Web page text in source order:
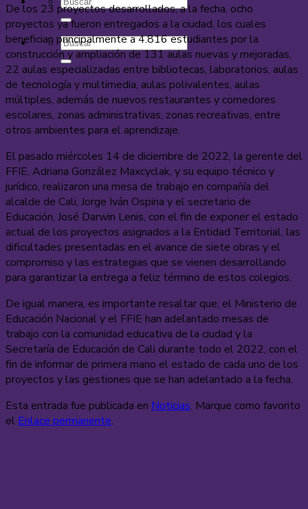
De los 23 proyectos desarrollados, a la fecha, ocho
proyectos ya fueron entregados a la ciudad, los cuales
benefician principalmente a 4.816 estudiantes por la
construcción y ampliación de 131 aulas nuevas y mejoradas,
22 aulas especializadas entre bibliotecas, laboratorios, aulas
de tecnología y multimedia, aulas polivalentes, aulas
múltiples, además de nuevos restaurantes y comedores
escolares, zonas administrativas, zonas recreativas, entre
otros ambientes para el aprendizaje.
El pasado miércoles 14 de diciembre de 2022, la gerente del
FFIE, Adriana González Maxcyclak, y su equipo técnico y
jurídico, realizaron una mesa de trabajo en compañía del
alcalde de Cali, Jorge Iván Ospina y el secretario de
Educación, José Darwin Lenis, con el fin de exponer el estado
actual de los proyectos asignados a la Entidad Territorial, las
dificultades presentadas en el avance de siete obras y el
compromiso y las estrategias que se vienen desarrollando
para garantizar la entrega a feliz término de estos colegios.
De igual manera, es importante resaltar que, el Ministerio de
Educación Nacional y el FFIE han adelantado mesas de
trabajo con la comunidad educativa de la ciudad y la
Secretaría de Educación de Cali durante todo el 2022, con el
fin de informar de primera mano el estado de cada uno de los
proyectos y las gestiones que se han adelantado a la fecha.
Esta entrada fue publicada en Noticias. Marque como favorito
el Enlace permanente.